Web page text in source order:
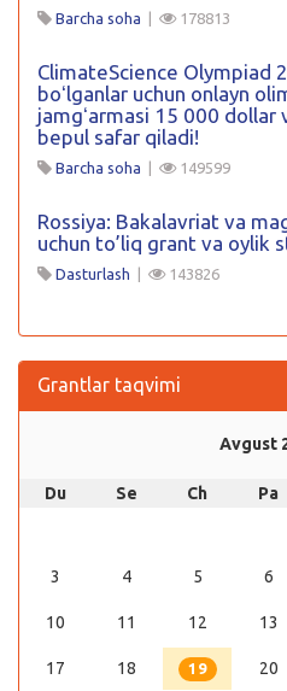
Barcha soha | 178813
ClimateScience Olympiad
boʻlganlar uchun onlayn
jamgʻarmasi 15 000 dollar
bepul safar qiladi!
Barcha soha | 149599
Rossiya: Bakalavriat va
uchun to’liq grant va oylik
Dasturlash | 143826
Grantlar taqvimi
Avgust
Du Se Ch Pa
3 4 5 6
10 11 12 13
17 18 19 20